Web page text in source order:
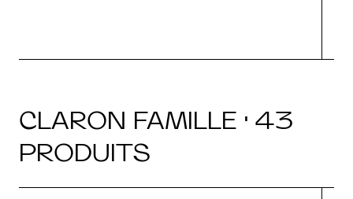
CLARON FAMILLE · 43
PRODUITS